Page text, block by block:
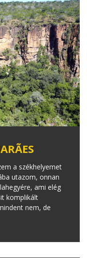
a székhelyemet
utazom, onnan
ami elég
komplikált
nem, de